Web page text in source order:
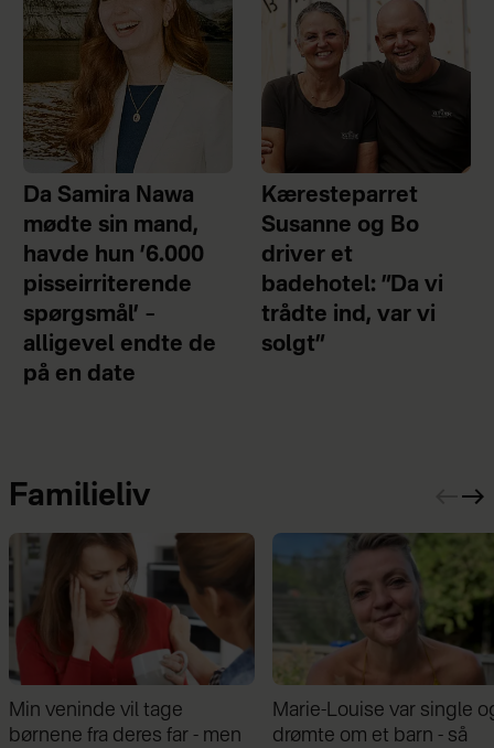
Da Samira Nawa
mødte sin mand,
havde hun ’6.000
pisseirriterende
spørgsmål’ –
alligevel endte de
på en date
Kæresteparret
Susanne og Bo
driver et
badehotel: ”Da vi
trådte ind, var vi
solgt”
Familieliv
Marie-Louise var single og
drømte om et barn - så
Mathilde Gøhler fortæller
om bruddet med Remee: